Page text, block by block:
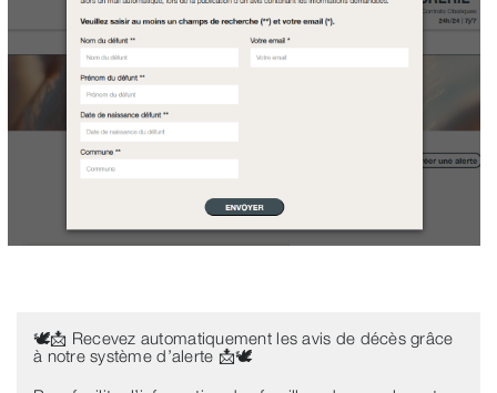
🕊️📩 Recevez automatiquement les avis de décès grâce
à notre système d’alerte 📩🕊️